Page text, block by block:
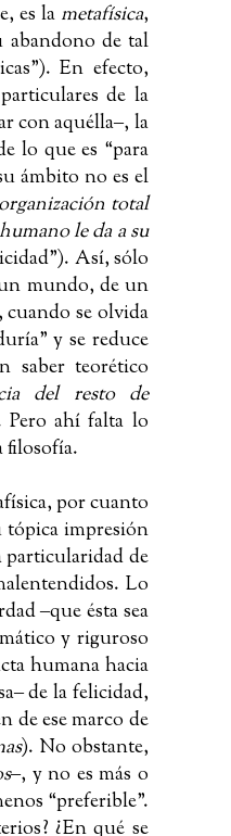
es la metafísica,
abandono de tal
. En efecto,
de la
con aquélla‒, la
lo que es “para
ámbito no es el
total
le da a su
Así, sólo
mundo, de un
se olvida
y se reduce
saber teorético
del resto de
Pero ahí falta lo
filosofía.
por cuanto
tópica impresión
particularidad de
Lo
‒que ésta sea
y riguroso
humana hacia
‒de la felicidad,
de ese marco de
). No obstante,
‒, y no es más o
“preferible”.
¿En qué se